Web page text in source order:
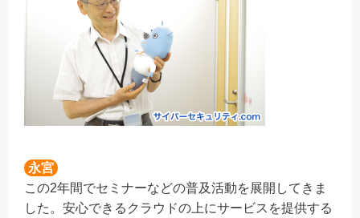
永宮
この2年間でセミナーなどの普及活動を展開してきま
した。安心できるクラウドの上にサービスを提供する